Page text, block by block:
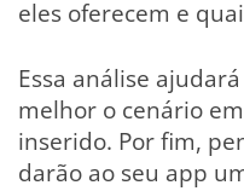
eles oferecem e
Essa análise
melhor o cenário
inserido. Por fim,
darão ao seu app